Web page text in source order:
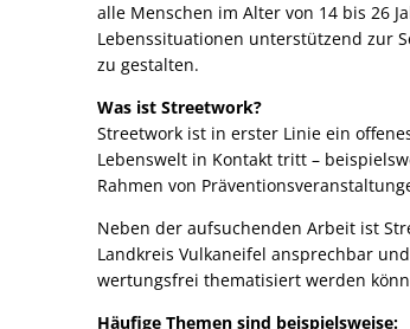
alle Menschen im Alter von 14 bis 26
Lebenssituationen unterstützend zur
zu gestalten.
Was ist Streetwork?
Streetwork ist in erster Linie ein
Lebenswelt in Kontakt tritt –
Rahmen von
Neben der aufsuchenden Arbeit ist
Landkreis Vulkaneifel ansprechbar
wertungsfrei thematisiert werden
Häufige Themen sind beispielsweise: